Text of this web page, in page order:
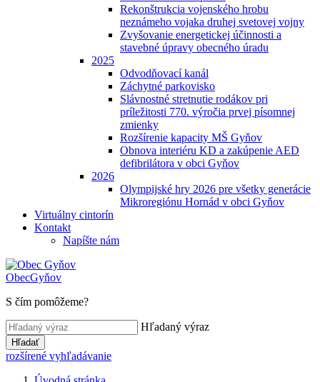
Rekonštrukcia vojenského hrobu
neznámeho vojaka druhej svetovej vojny
Zvyšovanie energetickej účinnosti a
stavebné úpravy obecného úradu
2025
Odvodňovací kanál
Záchytné parkovisko
Slávnostné stretnutie rodákov pri
príležitosti 770. výročia prvej písomnej
zmienky
Rozšírenie kapacity MŠ Gyňov
Obnova interiéru KD a zakúpenie AED
defibrilátora v obci Gyňov
2026
Olympijské hry 2026 pre všetky generácie
Mikroregiónu Hornád v obci Gyňov
Virtuálny cintorín
Kontakt
Napíšte nám
ObecGyňov
S čím pomôžeme?
Hľadaný výraz
Hľadať
rozšírené vyhľadávanie